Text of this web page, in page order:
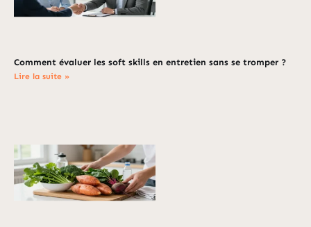
Comment évaluer les soft skills en entretien sans se tromper ?
Lire la suite »